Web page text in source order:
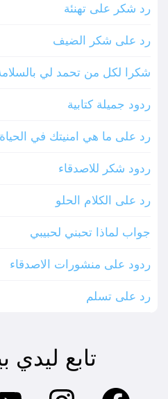
رد شكر على تهنئة
رد على شكر الضيف
شكرا لكل من تحمد لي
ردود جميلة كتابية
رد على ما هي امنيتك في الحياة
ردود شكر للاصدقاء
رد على الكلام الحلو
جواب لماذا تحبني لحبيبي
ردود على منشورات الاصدقاء
رد على تسلم
تابع ليدي